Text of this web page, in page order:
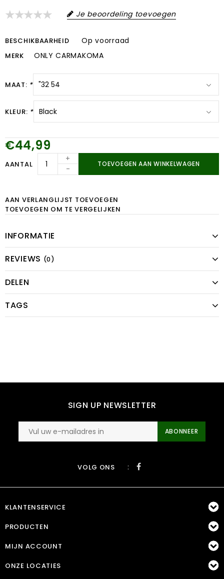
Je beoordeling toevoegen
BESCHIKBAARHEID Op voorraad
MERK ONLY CARMAKOMA
MAAT: *
KLEUR: *
€44,99
AANTAL
+
-
TOEVOEGEN AAN WINKELWAGEN
AAN VERLANGLIJST TOEVOEGEN
TOEVOEGEN OM TE VERGELIJKEN
INFORMATIE
REVIEWS (0)
DELEN
TAGS
SIGN UP NEWSLETTER
ABONNEER
VOLG ONS :
KLANTENSERVICE
PRODUCTEN
MIJN ACCOUNT
ONZE LOCATIES